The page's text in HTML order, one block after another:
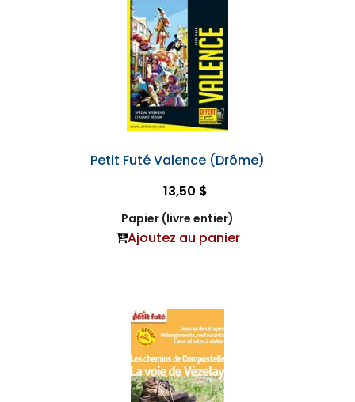
Petit Futé Valence (Drôme)
13,50 $
Papier (livre entier)
Ajoutez au panier